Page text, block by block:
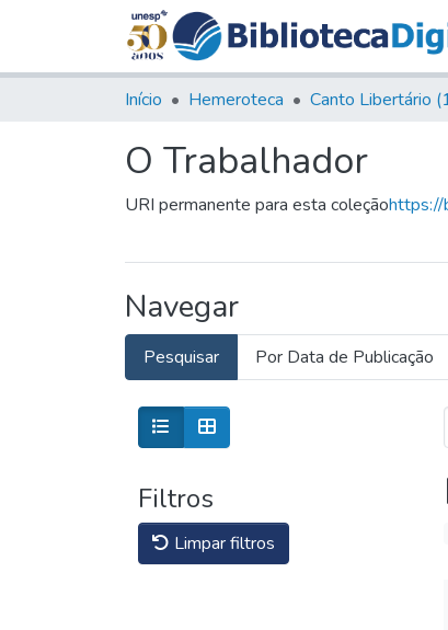
Início Hemeroteca
O Trabalhador
URI permanente para esta coleçãohttps://
Navegar
Pesquisar Por Data de Publicação
Filtros
Limpar filtros